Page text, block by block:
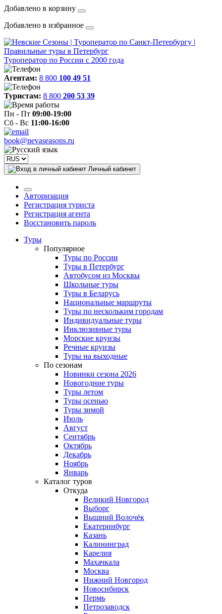
Добавлено в корзину
Добавлено в избранное
Туроператор по России с 2000 года
Агентам: 8 800 100 49 51
Туристам: 8 800 200 53 39
Пн - Пт 09:00-19:00
Сб - Вс 11:00-16:00
book@nevaseasons.ru
Личный кабинет
Авторизация
Регистрация туриста
Регистрация агента
Восстановить пароль
Туры
Популярное
Туры по России
Туры в Петербург
Автобусом из Москвы
Школьные туры
Туры в Беларусь
Национальные маршруты
Туры по нескольким городам
Индивидуальные туры
Инклюзивные туры
Морские круизы
Речные круизы
Туры на выходные
По сезонам
Новинки сезона 2026
Новогодние туры
Туры летом
Туры осенью
Туры зимой
Июль
Август
Сентябрь
Октябрь
Декабрь
Ноябрь
Январь
Каталог туров
Откуда
Великий Новгород
Выборг
Вышний Волочёк
Екатеринбург
Казань
Калининград
Карелия
Махачкала
Москва
Нижний Новгород
Новосибирск
Пермь
Петрозаводск